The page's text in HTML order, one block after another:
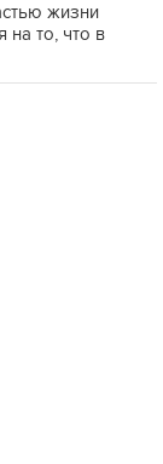
жизни
на то, что в